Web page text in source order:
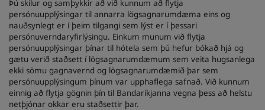
Þú skilur og samþykkir að við kunnum að flytja
persónuupplýsingar til annarra lögsagnarumdæma eins og
nauðsynlegt er í þeim tilgangi sem lýst er í þessari
persónuverndaryfirlýsingu. Einkum munum við flytja
persónuupplýsingar þínar til hótela sem þú hefur bókað hjá og
gætu verið staðsett í lögsagnarumdæmum sem veita hugsanlega
ekki sömu gagnavernd og lögsagnarumdæmið þar sem
persónuupplýsingum þínum var upphaflega safnað. Við kunnum
einnig að flytja gögnin þín til Bandaríkjanna vegna þess að helstu
netþjónar okkar eru staðsettir þar.